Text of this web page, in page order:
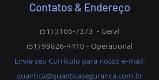
Contatos & Endereço
(51) 3105-7373 - Geral
(51) 99826-4410 - Operacional
Envie seu Currículo para nosso e-mail:
quantica@quanticaseguranca.com.br